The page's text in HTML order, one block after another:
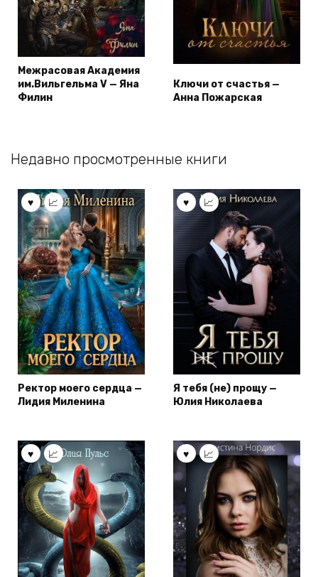
Межрасовая Академия
им.Вильгельма V — Яна
Филин
Ключи от счастья —
Анна Пожарская
Недавно просмотренные книги
Ректор моего сердца —
Лидия Миленина
Я тебя (не) прощу —
Юлия Николаева